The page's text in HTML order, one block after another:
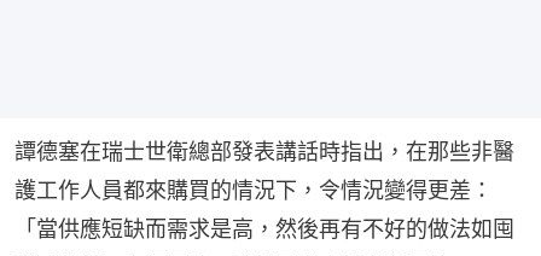
譚德塞在瑞士世衛總部發表講話時指出，在那些非醫
護工作人員都來購買的情況下，令情況變得更差：
「當供應短缺而需求是高，然後再有不好的做法如囤